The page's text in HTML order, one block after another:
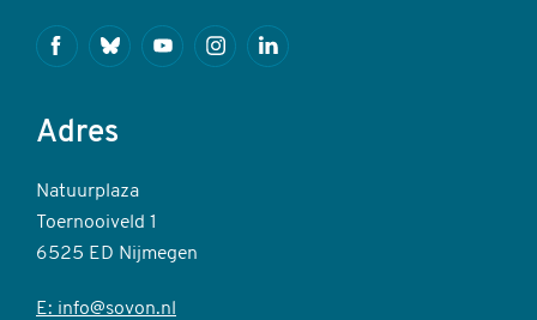
FacebookBlueskyYoutubeInstagramLinkedin
Adres
Natuurplaza
Toernooiveld 1
6525 ED Nijmegen
E: info@sovon.nl